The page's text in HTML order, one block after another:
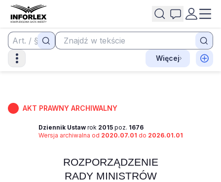
Więcej
AKT PRAWNY ARCHIWALNY
Dziennik Ustawrok 2015poz. 1676
Wersja archiwalna od 2020.07.01 do 2026.01.01
ROZPORZĄDZENIE
RADY MINISTRÓW